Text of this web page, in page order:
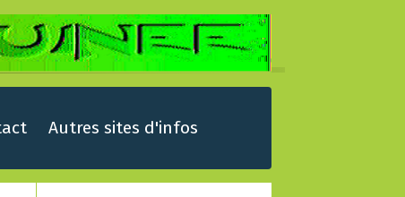
Autres sites d'infos